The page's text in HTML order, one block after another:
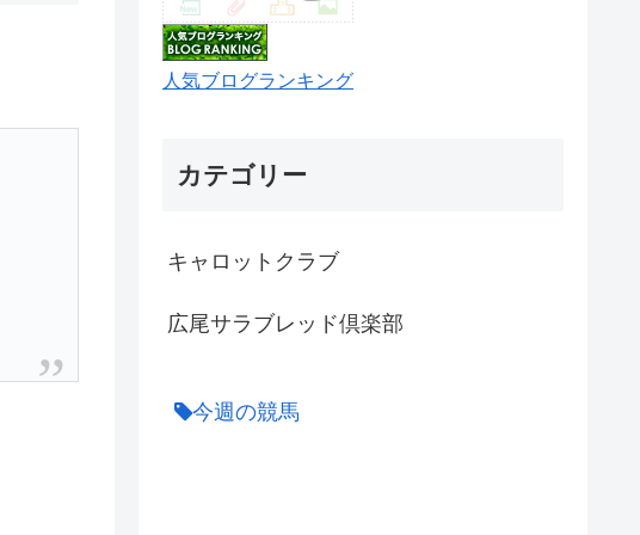
人気ブログランキング
カテゴリー
キャロットクラブ
広尾サラブレッド倶楽部
今週の競馬